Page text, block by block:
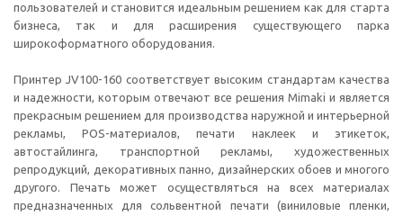
пользователей и становится идеальным решением как для старта
бизнеса, так и для расширения существующего парка
широкоформатного оборудования.
Принтер JV100-160 соответствует высоким стандартам качества
и надежности, которым отвечают все решения Mimaki и является
прекрасным решением для производства наружной и интерьерной
рекламы, POS-материалов, печати наклеек и этикеток,
автостайлинга, транспортной рекламы, художественных
репродукций, декоративных панно, дизайнерских обоев и многого
другого. Печать может осуществляться на всех материалах
предназначенных для сольвентной печати (виниловые пленки,